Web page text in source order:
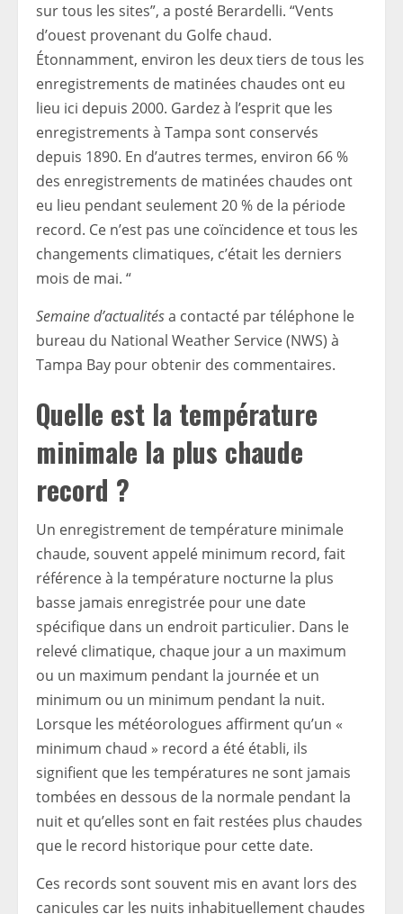
sur tous les sites”, a posté Berardelli. “Vents
d’ouest provenant du Golfe chaud.
Étonnamment, environ les deux tiers de tous les
enregistrements de matinées chaudes ont eu
lieu ici depuis 2000. Gardez à l’esprit que les
enregistrements à Tampa sont conservés
depuis 1890. En d’autres termes, environ 66 %
des enregistrements de matinées chaudes ont
eu lieu pendant seulement 20 % de la période
record. Ce n’est pas une coïncidence et tous les
changements climatiques, c’était les derniers
mois de mai. “
Semaine d’actualitésa contacté par téléphone le
bureau du National Weather Service (NWS) à
Tampa Bay pour obtenir des commentaires.
Quelle est la température
minimale la plus chaude
record ?
Un enregistrement de température minimale
chaude, souvent appelé minimum record, fait
référence à la température nocturne la plus
basse jamais enregistrée pour une date
spécifique dans un endroit particulier. Dans le
relevé climatique, chaque jour a un maximum
ou un maximum pendant la journée et un
minimum ou un minimum pendant la nuit.
Lorsque les météorologues affirment qu’un «
minimum chaud » record a été établi, ils
signifient que les températures ne sont jamais
tombées en dessous de la normale pendant la
nuit et qu’elles sont en fait restées plus chaudes
que le record historique pour cette date.
Ces records sont souvent mis en avant lors des
canicules car les nuits inhabituellement chaudes